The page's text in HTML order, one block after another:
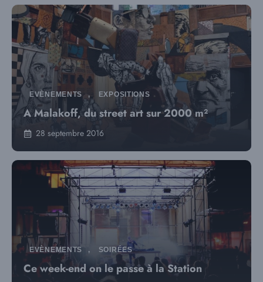
EVÈNEMENTS , EXPOSITIONS
A Malakoff, du street art sur 2000 m²
28 septembre 2016
EVÈNEMENTS , SOIRÉES
Ce week-end on le passe à la Station